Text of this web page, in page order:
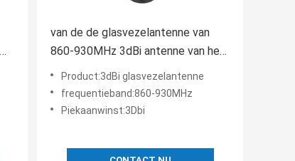
van de de glasvezelantenne van
860-930MHz 3dBi antenne van het
de basis868mhz 915MHz Helium de
magnetische voor LoraWAN-
hotspots mijnwerker
Product:3dBi glasvezelantenne
frequentieband:860-930MHz
Piekaanwinst:3Dbi